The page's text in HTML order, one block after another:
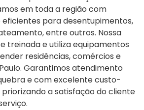
em toda a região com
eficientes para desentupimentos,
entre outros. Nossa
treinada e utiliza equipamentos
residências, comércios e
Garantimos atendimento
e com excelente custo-
a satisfação do cliente